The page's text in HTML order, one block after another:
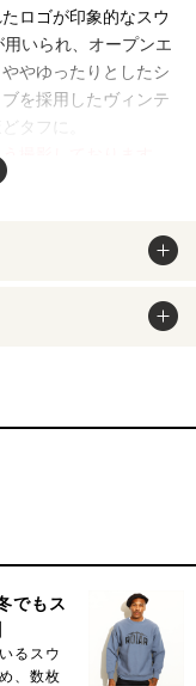
ロゴが印象的なスウ
いられ、オープンエ
やゆったりとしたシ
を採用したヴィンテ
タフに。
撮影しております
のカラーは、PCデ
でもス
るスウ
、数枚